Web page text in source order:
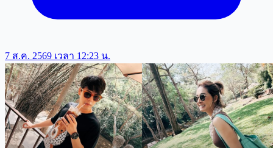
7 ส.ค. 2569 เวลา 12:23 น.